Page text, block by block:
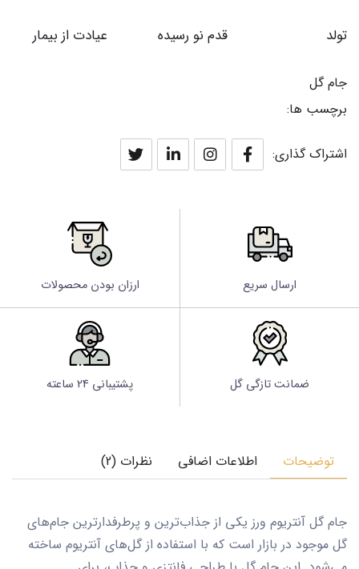
تولد قدم نو رسیده عیادت از بیمار
جام گل
برچسب ها:
اشتراک گذاری:
ارسال سریع ارزان بودن محصولات
ضمانت تازگی گل پشتیبانی 24 ساعته
توضیحات اطلاعات اضافی نظرات (2)
جام گل آنتریوم ورز یکی از جذاب‌ترین و پرطرفدارترین جام‌های
گل موجود در بازار است که با استفاده از گل‌های آنتریوم ساخته